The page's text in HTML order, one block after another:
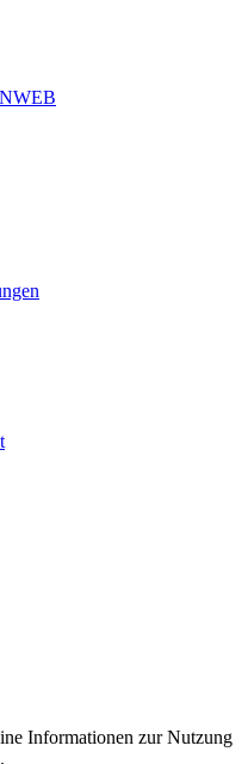
Informationen zur Nutzung